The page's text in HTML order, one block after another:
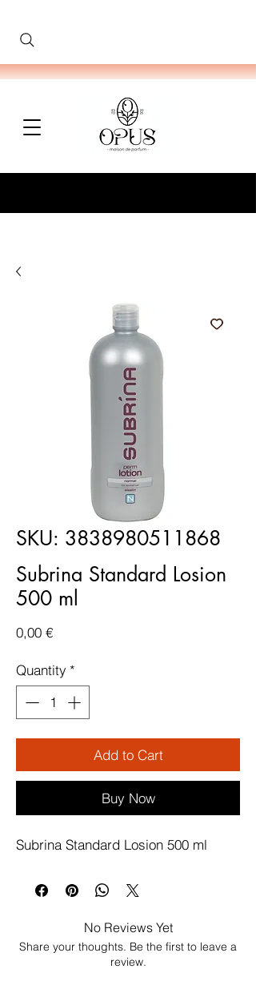
SKU: 3838980511868
Subrina Standard Losion
500 ml
0,00 €Price
Quantity *
Add to Cart
Buy Now
Subrina Standard Losion 500 ml
No Reviews Yet
Share your thoughts. Be the first to leave a
review.